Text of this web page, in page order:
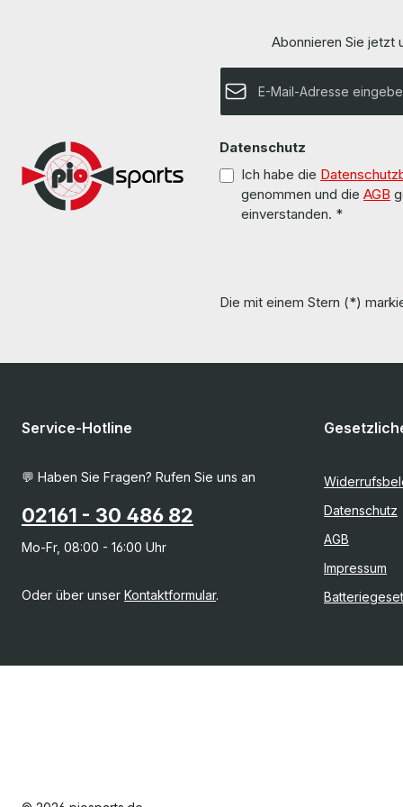
pages of the
100% OK!!! Alle Teile sind gebraucht aber 100 %
Abonnieren Sie jetzt
E-Mail-Adresse*
Datenschutz
Ich habe die
genommen und die AGB
einverstanden. *
Die mit einem Stern (*)
Service-Hotline
💬 Haben Sie Fragen? Rufen Sie uns an
02161 - 30 486 82
Mo-Fr, 08:00 - 16:00 Uhr
Oder über unser Kontaktformular.
Datenschutz
AGB
Impressum